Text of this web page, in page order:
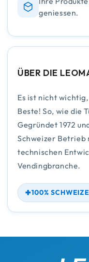
geniessen.
ÜBER DIE
Es ist nicht
Beste! So, wie die
Gegründet 1972
Schweizer
technischen
Vendingbranche.
100%